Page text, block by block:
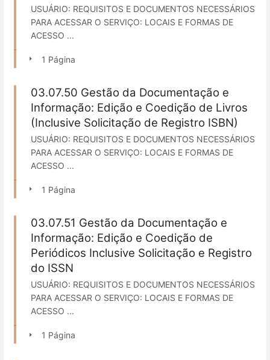
USUÁRIO: REQUISITOS E DOCUMENTOS NECESSÁRIOS
PARA ACESSAR O SERVIÇO: LOCAIS E FORMAS DE
ACESSO ...
1 Página
03.07.50 Gestão da Documentação e
Informação: Edição e Coedição de Livros
(Inclusive Solicitação de Registro ISBN)
USUÁRIO: REQUISITOS E DOCUMENTOS NECESSÁRIOS
PARA ACESSAR O SERVIÇO: LOCAIS E FORMAS DE
ACESSO ...
1 Página
03.07.51 Gestão da Documentação e
Informação: Edição e Coedição de
Periódicos Inclusive Solicitação e Registro
do ISSN
USUÁRIO: REQUISITOS E DOCUMENTOS NECESSÁRIOS
PARA ACESSAR O SERVIÇO: LOCAIS E FORMAS DE
ACESSO ...
1 Página